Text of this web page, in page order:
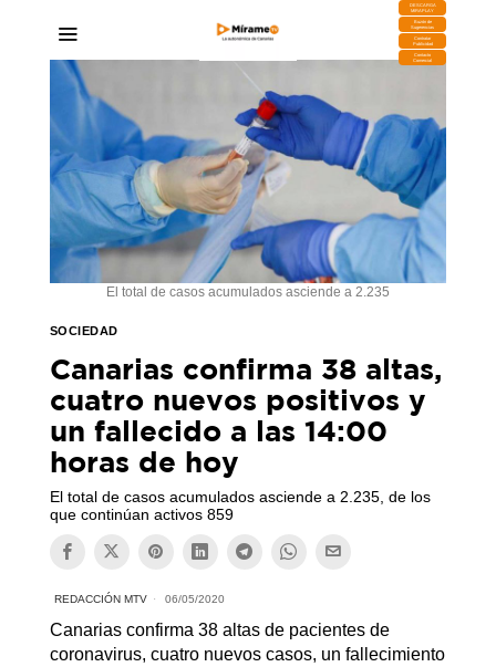
DESCARGA
MIRAPLAY
Buzón de
Sugerencias
Contratar
Publicidad
Contacto
Comercial
El total de casos acumulados asciende a 2.235
SOCIEDAD
Canarias confirma 38 altas,
cuatro nuevos positivos y
un fallecido a las 14:00
horas de hoy
El total de casos acumulados asciende a 2.235, de los
que continúan activos 859
REDACCIÓN MTV 06/05/2020
Canarias confirma 38 altas de pacientes de
coronavirus, cuatro nuevos casos, un fallecimiento